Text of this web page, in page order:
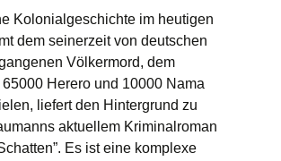
Kolonialgeschichte im heutigen
dem seinerzeit von deutschen
Völkermord, dem
Herero und 10000 Nama
liefert den Hintergrund zu
aktuellem Kriminalroman
Es ist eine komplexe